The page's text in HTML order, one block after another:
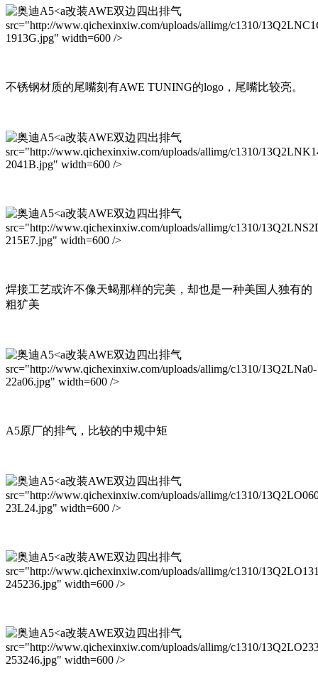
改装AWE双边四出排气
src="http://www.qichexinxiw.com/uploads/allimg/c1310/
1913G.jpg" width=600 />
不锈钢材质的尾嘴刻有AWE TUNING的logo，尾嘴比较亮。
改装AWE双边四出排气
src="http://www.qichexinxiw.com/uploads/allimg/c1310/
2041B.jpg" width=600 />
改装AWE双边四出排气
src="http://www.qichexinxiw.com/uploads/allimg/c1310/
215E7.jpg" width=600 />
焊接工艺或许不像天蝎那样的完美，却也是一种美国人独有的
粗犷美
改装AWE双边四出排气
src="http://www.qichexinxiw.com/uploads/allimg/c1310/13Q2LNa0-
22a06.jpg" width=600 />
A5原厂的排气，比较的中规中矩
改装AWE双边四出排气
src="http://www.qichexinxiw.com/uploads/allimg/c1310/
23L24.jpg" width=600 />
改装AWE双边四出排气
src="http://www.qichexinxiw.com/uploads/allimg/c1310/
245236.jpg" width=600 />
改装AWE双边四出排气
src="http://www.qichexinxiw.com/uploads/allimg/c1310/
253246.jpg" width=600 />